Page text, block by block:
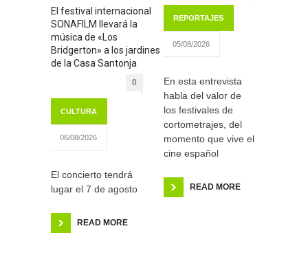
El festival internacional
SONAFILM llevará la
música de «Los
Bridgerton» a los jardines
de la Casa Santonja
0
CULTURA
06/08/2026
El concierto tendrá
lugar el 7 de agosto
READ MORE
REPORTAJES
05/08/2026
En esta entrevista
habla del valor de
los festivales de
cortometrajes, del
momento que vive el
cine español
READ MORE